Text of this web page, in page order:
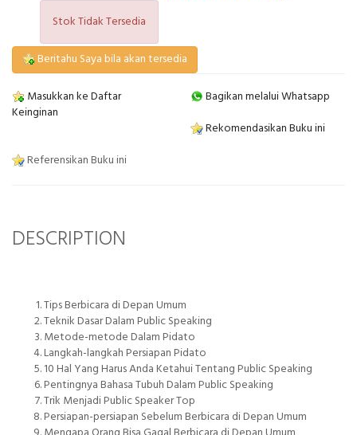
Stok Tidak Tersedia
Beritahu Saya bila akan tersedia
Masukkan ke Daftar
Keinginan
Bagikan melalui Whatsapp
Rekomendasikan Buku ini
Referensikan Buku ini
DESCRIPTION
Tips Berbicara di Depan Umum
Teknik Dasar Dalam Public Speaking
Metode-metode Dalam Pidato
Langkah-langkah Persiapan Pidato
10 Hal Yang Harus Anda Ketahui Tentang Public Speaking
Pentingnya Bahasa Tubuh Dalam Public Speaking
Trik Menjadi Public Speaker Top
Persiapan-persiapan Sebelum Berbicara di Depan Umum